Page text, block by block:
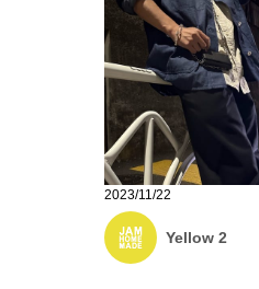
2023/11/22
Yellow 2